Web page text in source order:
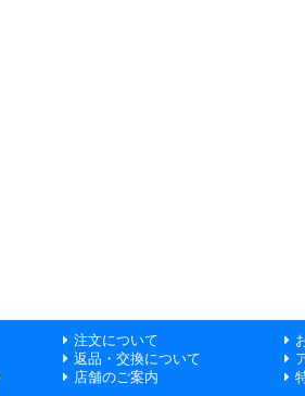
注文について
返品・交換について
店舗のご案内